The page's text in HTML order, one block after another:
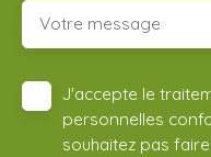
Votre message
J'accepte le
personnelles
souhaitez pas